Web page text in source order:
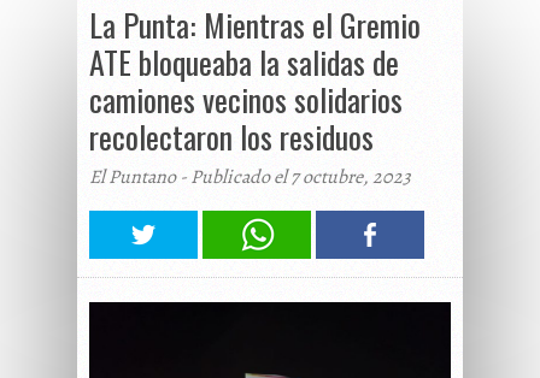
La Punta: Mientras el Gremio
ATE bloqueaba la salidas de
camiones vecinos solidarios
recolectaron los residuos
El Puntano - Publicado el 7 octubre, 2023